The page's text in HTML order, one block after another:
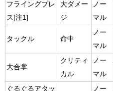
フライングプレ
ス[注1]
大ダメー
ジ
ノー
マル
タックル 命中
ノー
マル
大合掌
クリティ
カル
ノー
マル
ぐるぐるアタッ
ノー